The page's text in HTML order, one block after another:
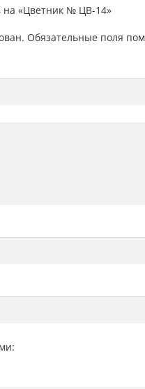
на «Цветник № ЦВ-14»
Обязательные поля